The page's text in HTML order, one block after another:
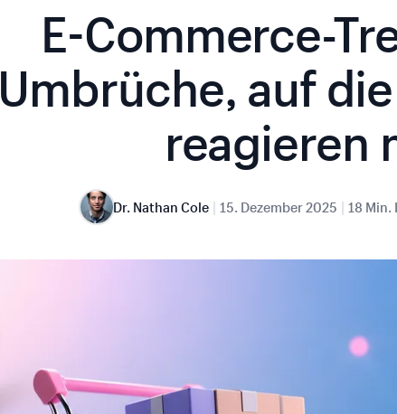
E-Commerce-
Umbrüche, auf
reagieren
Dr. Nathan Cole | 15. Dezember 2025 | 18 Min.